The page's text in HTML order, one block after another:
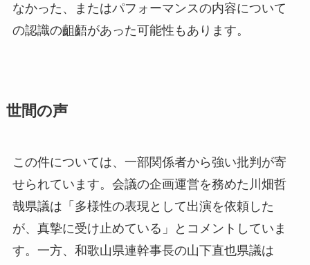
なかった、またはパフォーマンスの内容について
の認識の齟齬があった可能性もあります。
世間の声
この件については、一部関係者から強い批判が寄
せられています。会議の企画運営を務めた川畑哲
哉県議は「多様性の表現として出演を依頼した
が、真摯に受け止めている」とコメントしていま
す。一方、和歌山県連幹事長の山下直也県議は